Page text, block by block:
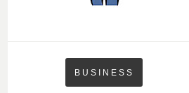
BUSINESS